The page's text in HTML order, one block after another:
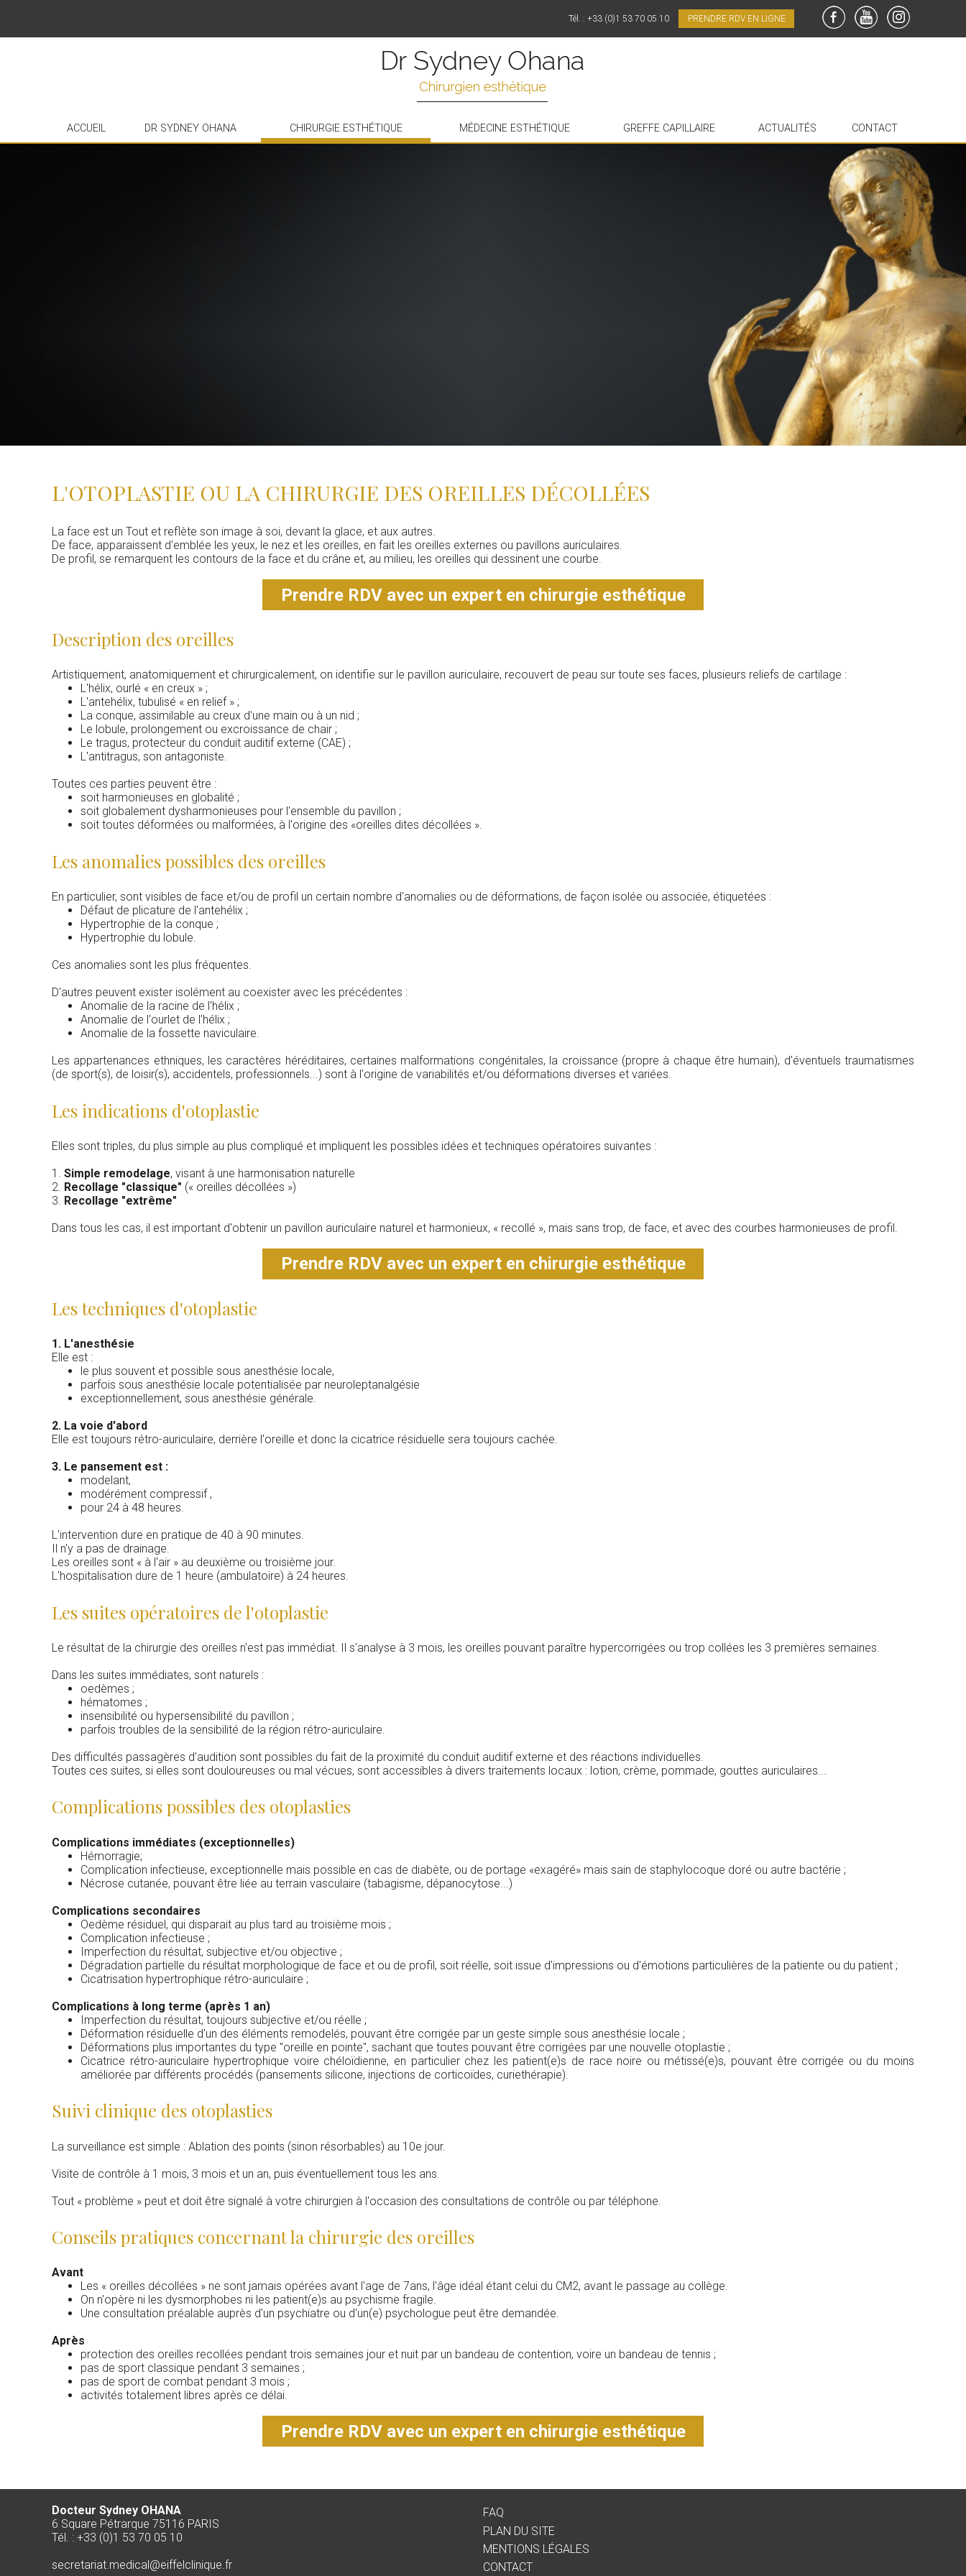
PRENDRE RDV EN LIGNE
Tél. : +33 (0)1 53 70 05 10
ACCUEIL DR SYDNEY OHANA CHIRURGIE ESTHÉTIQUE MÉDECINE ESTHÉTIQUE GREFFE CAPILLAIRE ACTUALITÉS CONTACT
L'OTOPLASTIE OU LA CHIRURGIE DES OREILLES DÉCOLLÉES
La face est un Tout et reflète son image à soi, devant la glace, et aux autres.
De face, apparaissent d'emblée les yeux, le nez et les oreilles, en fait les oreilles externes ou pavillons auriculaires.
De profil, se remarquent les contours de la face et du crâne et, au milieu, les oreilles qui dessinent une courbe.
Prendre RDV avec un expert en chirurgie esthétique
Description des oreilles
Artistiquement, anatomiquement et chirurgicalement, on identifie sur le pavillon auriculaire, recouvert de peau sur toute ses faces, plusieurs reliefs de cartilage :
L'hélix, ourlé « en creux » ;
L'antehélix, tubulisé « en relief » ;
La conque, assimilable au creux d'une main ou à un nid ;
Le lobule, prolongement ou excroissance de chair ;
Le tragus, protecteur du conduit auditif externe (CAE) ;
L'antitragus, son antagoniste.
Toutes ces parties peuvent être :
soit harmonieuses en globalité ;
soit globalement dysharmonieuses pour l'ensemble du pavillon ;
soit toutes déformées ou malformées, à l'origine des «oreilles dites décollées ».
Les anomalies possibles des oreilles
En particulier, sont visibles de face et/ou de profil un certain nombre d'anomalies ou de déformations, de façon isolée ou associée, étiquetées :
Défaut de plicature de l'antehélix ;
Hypertrophie de la conque ;
Hypertrophie du lobule.
Ces anomalies sont les plus fréquentes.
D'autres peuvent exister isolément au coexister avec les précédentes :
Anomalie de la racine de l'hélix ;
Anomalie de l'ourlet de l'hélix ;
Anomalie de la fossette naviculaire.
Les appartenances ethniques, les caractères héréditaires, certaines malformations congénitales, la croissance (propre à chaque être humain), d'éventuels traumatismes
(de sport(s), de loisir(s), accidentels, professionnels...) sont à l'origine de variabilités et/ou déformations diverses et variées.
Les indications d'otoplastie
Elles sont triples, du plus simple au plus compliqué et impliquent les possibles idées et techniques opératoires suivantes :
1. Simple remodelage, visant à une harmonisation naturelle
2. Recollage "classique" (« oreilles décollées »)
3. Recollage "extrême"
Dans tous les cas, il est important d'obtenir un pavillon auriculaire naturel et harmonieux, « recollé », mais sans trop, de face, et avec des courbes harmonieuses de profil.
Prendre RDV avec un expert en chirurgie esthétique
Les techniques d'otoplastie
1. L'anesthésie
Elle est :
le plus souvent et possible sous anesthésie locale,
parfois sous anesthésie locale potentialisée par neuroleptanalgésie
exceptionnellement, sous anesthésie générale.
2. La voie d'abord
Elle est toujours rétro-auriculaire, derrière l'oreille et donc la cicatrice résiduelle sera toujours cachée.
3. Le pansement est :
modelant,
modérément compressif ,
pour 24 à 48 heures.
L'intervention dure en pratique de 40 à 90 minutes.
Il n'y a pas de drainage.
Les oreilles sont « à l'air » au deuxième ou troisième jour.
L'hospitalisation dure de 1 heure (ambulatoire) à 24 heures.
Les suites opératoires de l'otoplastie
Le résultat de la chirurgie des oreilles n'est pas immédiat. Il s'analyse à 3 mois, les oreilles pouvant paraître hypercorrigées ou trop collées les 3 premières semaines.
Dans les suites immédiates, sont naturels :
oedèmes ;
hématomes ;
insensibilité ou hypersensibilité du pavillon ;
parfois troubles de la sensibilité de la région rétro-auriculaire.
Des difficultés passagères d'audition sont possibles du fait de la proximité du conduit auditif externe et des réactions individuelles.
Toutes ces suites, si elles sont douloureuses ou mal vécues, sont accessibles à divers traitements locaux : lotion, crème, pommade, gouttes auriculaires...
Complications possibles des otoplasties
Complications immédiates (exceptionnelles)
Hémorragie;
Complication infectieuse, exceptionnelle mais possible en cas de diabète, ou de portage «exagéré» mais sain de staphylocoque doré ou autre bactérie ;
Nécrose cutanée, pouvant être liée au terrain vasculaire (tabagisme, dépanocytose...)
Complications secondaires
Oedème résiduel, qui disparait au plus tard au troisième mois ;
Complication infectieuse ;
Imperfection du résultat, subjective et/ou objective ;
Dégradation partielle du résultat morphologique de face et ou de profil, soit réelle, soit issue d'impressions ou d'émotions particulières de la patiente ou du patient ;
Cicatrisation hypertrophique rétro-auriculaire ;
Complications à long terme (après 1 an)
Imperfection du résultat, toujours subjective et/ou réelle ;
Déformation résiduelle d'un des éléments remodelés, pouvant être corrigée par un geste simple sous anesthésie locale ;
Déformations plus importantes du type "oreille en pointe", sachant que toutes pouvant être corrigées par une nouvelle otoplastie ;
Cicatrice rétro-auriculaire hypertrophique voire chéloïdienne, en particulier chez les patient(e)s de race noire ou métissé(e)s, pouvant être corrigée ou du moins
améliorée par différents procédés (pansements silicone, injections de corticoïdes, curiethérapie).
Suivi clinique des otoplasties
La surveillance est simple : Ablation des points (sinon résorbables) au 10e jour.
Visite de contrôle à 1 mois, 3 mois et un an, puis éventuellement tous les ans.
Tout « problème » peut et doit être signalé à votre chirurgien à l'occasion des consultations de contrôle ou par téléphone.
Conseils pratiques concernant la chirurgie des oreilles
Avant
Les « oreilles décollées » ne sont jamais opérées avant l'age de 7ans, l'âge idéal étant celui du CM2, avant le passage au collège.
On n'opère ni les dysmorphobes ni les patient(e)s au psychisme fragile.
Une consultation préalable auprès d'un psychiatre ou d'un(e) psychologue peut être demandée.
Après
protection des oreilles recollées pendant trois semaines jour et nuit par un bandeau de contention, voire un bandeau de tennis ;
pas de sport classique pendant 3 semaines ;
pas de sport de combat pendant 3 mois ;
activités totalement libres après ce délai.
Prendre RDV avec un expert en chirurgie esthétique
Docteur Sydney OHANA
6 Square Pétrarque 75116 PARIS
Tél. : +33 (0)1 53 70 05 10
secretariat.medical@eiffelclinique.fr
FAQ
PLAN DU SITE
MENTIONS LÉGALES
CONTACT